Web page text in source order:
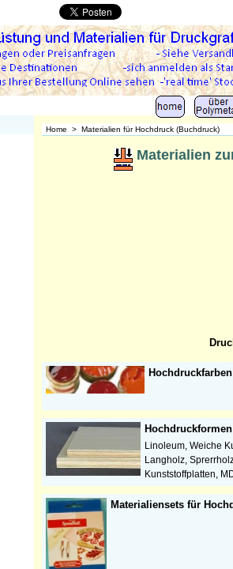
Home > Materialien für Hochdruck (Buchdruck)
Materialien
Linoleum, Weiche
Langholz,
Kunststoffplatten,
Materialiensets für